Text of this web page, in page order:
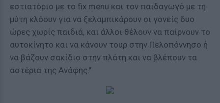
εστιατόριο με το fix menu και τον παιδαγωγό με τη
μύτη κλόουν για να ξελαμπικάρουν οι γονείς δυο
ώρες χωρίς παιδιά, και άλλοι θέλουν να παίρνουν το
αυτοκίνητο και να κάνουν τουρ στην Πελοπόννησο ή
να βάζουν σακίδιο στην πλάτη και να βλέπουν τα
αστέρια της Ανάφης."